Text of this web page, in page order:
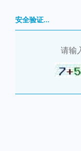
安全验证...
请输